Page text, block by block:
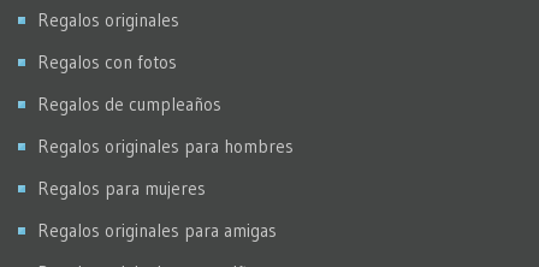
Regalos originales
Regalos con fotos
Regalos de cumpleaños
Regalos originales para hombres
Regalos para mujeres
Regalos originales para amigas